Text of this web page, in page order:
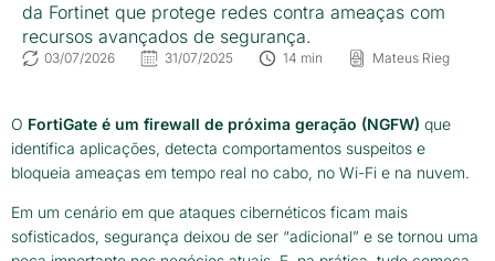
da Fortinet que protege redes contra ameaças com
recursos avançados de segurança.
03/07/2026 31/07/2025 14 min Mateus Rieg
O FortiGate é um firewall de próxima geração (NGFW) que
identifica aplicações, detecta comportamentos suspeitos e
bloqueia ameaças em tempo real no cabo, no Wi-Fi e na nuvem.
Em um cenário em que ataques cibernéticos ficam mais
sofisticados, segurança deixou de ser “adicional” e se tornou uma